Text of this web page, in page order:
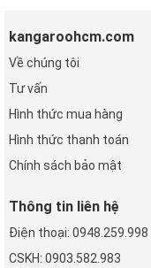
kangaroohcm.com
Về chúng tôi
Tư vấn
Hình thức mua hàng
Hình thức thanh toán
Chính sách bảo mật
Thông tin liên hệ
Điện thoại: 0948.259.998
CSKH: 0903.582.983